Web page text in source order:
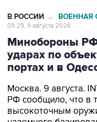
В РОССИИ → ВОЕННАЯ
09:29, 9 августа 2026
Минобороны
ударах по
портах и в
Москва. 9 августа.
РФ сообщило, что в
высокоточным